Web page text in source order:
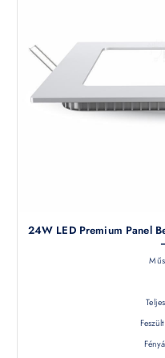
24W LED Premium Panel